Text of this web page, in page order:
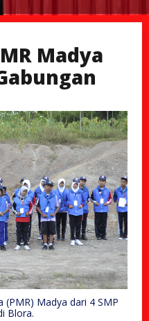
Madya
(PMR) Madya dari 4 SMP
Blora.